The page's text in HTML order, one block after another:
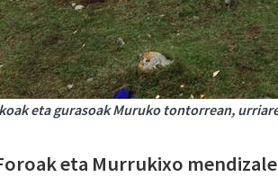
eta gurasoak Muruko tontorrean,
eta Murrukixo